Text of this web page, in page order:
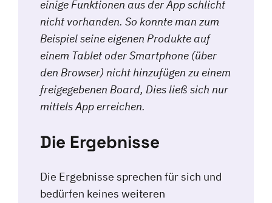
einige Funktionen aus der App schlicht
nicht vorhanden. So konnte man zum
Beispiel seine eigenen Produkte auf
einem Tablet oder Smartphone (über
den Browser) nicht hinzufügen zu einem
freigegebenen Board, Dies ließ sich nur
mittels App erreichen.
Die Ergebnisse
Die Ergebnisse sprechen für sich und
bedürfen keines weiteren